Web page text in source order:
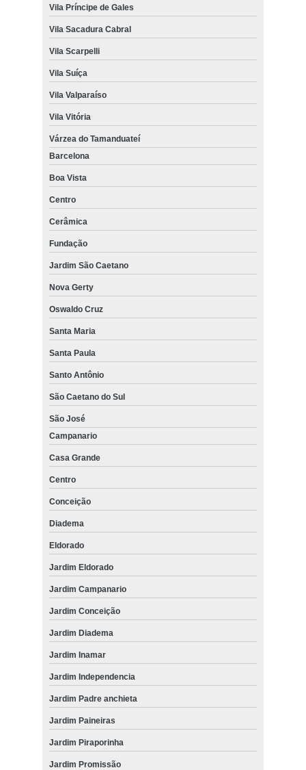
Vila Príncipe de Gales
Vila Sacadura Cabral
Vila Scarpelli
Vila Suíça
Vila Valparaíso
Vila Vitória
Várzea do Tamanduateí
Barcelona
Boa Vista
Centro
Cerâmica
Fundação
Jardim São Caetano
Nova Gerty
Oswaldo Cruz
Santa Maria
Santa Paula
Santo Antônio
São Caetano do Sul
São José
Campanario
Casa Grande
Centro
Conceição
Diadema
Eldorado
Jardim Eldorado
Jardim Campanario
Jardim Conceição
Jardim Diadema
Jardim Inamar
Jardim Independencia
Jardim Padre anchieta
Jardim Paineiras
Jardim Piraporinha
Jardim Promissão